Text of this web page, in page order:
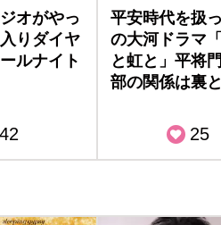
オがやっ
りダイヤ
ルナイト
42
平安時代を扱
の大河ドラマ
と虹と」平将
部の関係は裏
25